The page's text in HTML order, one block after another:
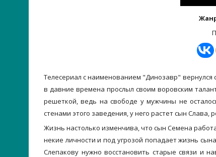
Телесериал с наименованием "Динозавр"
в давние времена прослыл своим воровским
решеткой, ведь на свободе у мужчины не
стенами этого заведения, у него растет сын
Жизнь настолько изменчива, что сын Семена
некие личности и под угрозой попадает жизнь
Слепакову нужно восстановить старые связи и